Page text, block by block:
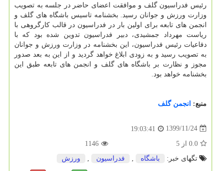
رئیس فدراسیون گلف و موافقت اعضای حاضر در جلسه به تصویب
وزارت ورزش و جوانان رسید. بخشنامه تاسیس باشگاه های گلف و
انجمن های تابعه برای اولین بار در فدراسیون در قالب کارگروهی با
ریاست مهرداد جمشیدی، دبیر فدراسیون تدوین شده بود که با
دفاعیات رئیس فدراسیون، این بخشنامه در وزارت ورزش و جوانان
به تصویب رسید و به زودی ابلاغ خواهد گردید و از این به بعد صدور
مجوز و نظارت بر باشگاه های گلف و انجمن های تابعه طبق این
بخشنامه خواهد بود.
منبع: انجمن گلف
1399/11/24
19:03:41
0.0 از 5
1146
تگهای خبر:
باشگاه فدراسیون ورزش